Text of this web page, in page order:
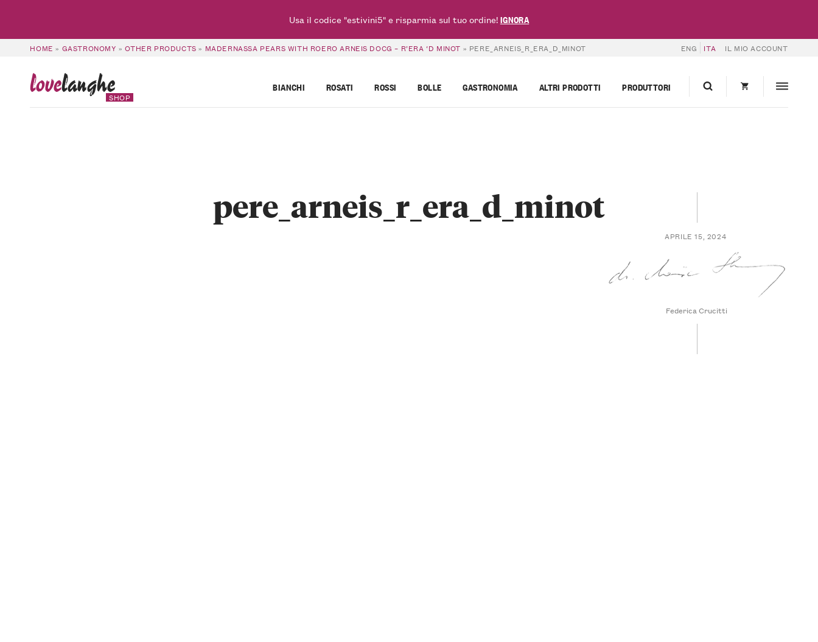
HOME » GASTRONOMY »OTHER PRODUCTS » MADERNASSA PEARS WITH ROERO ARNEIS DOCG – R’ERA ‘D MINOT » PERE_ARNEIS_R_ERA_D_MINOT ENG ITA IL MIO ACCOUNT
lovelanghe
SHOP
BIANCHI ROSATI ROSSI BOLLE GASTRONOMIA ALTRI PRODOTTI PRODUTTORI
pere_arneis_r_era_d_minot
APRILE 15, 2024
Federica Crucitti
Usa il codice "estivini5" e risparmia sul tuo ordine!IGNORA